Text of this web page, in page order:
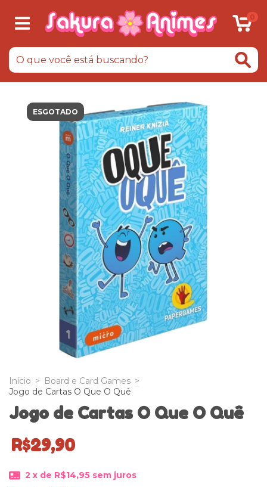
0
ESGOTADO
Início > Board e Card Games >
Jogo de Cartas O Que O Quê
Jogo de Cartas O Que O Quê
R$29,90
2 x de R$14,95 sem juros